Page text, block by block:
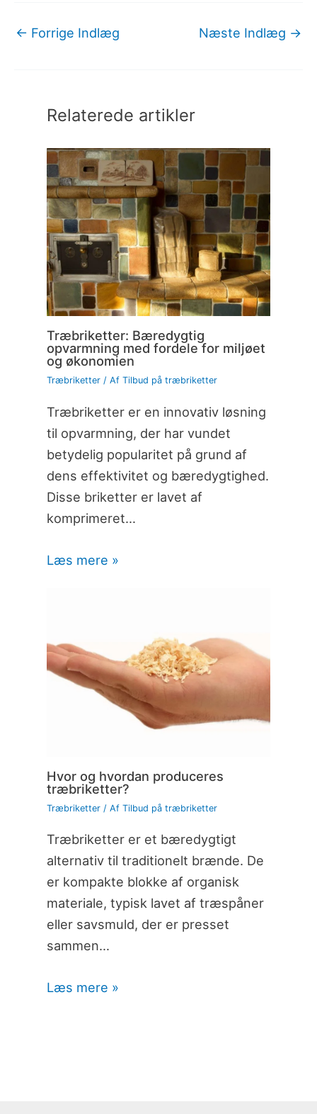
← Forrige Indlæg Næste Indlæg →
Relaterede artikler
Træbriketter: Bæredygtig
opvarmning med fordele for miljøet
og økonomien
Træbriketter/ Af Tilbud på træbriketter
Træbriketter er en innovativ løsning
til opvarmning, der har vundet
betydelig popularitet på grund af
dens effektivitet og bæredygtighed.
Disse briketter er lavet af
komprimeret…
Læs mere »
Hvor og hvordan produceres
træbriketter?
Træbriketter/ Af Tilbud på træbriketter
Træbriketter er et bæredygtigt
alternativ til traditionelt brænde. De
er kompakte blokke af organisk
materiale, typisk lavet af træspåner
eller savsmuld, der er presset
sammen…
Læs mere »